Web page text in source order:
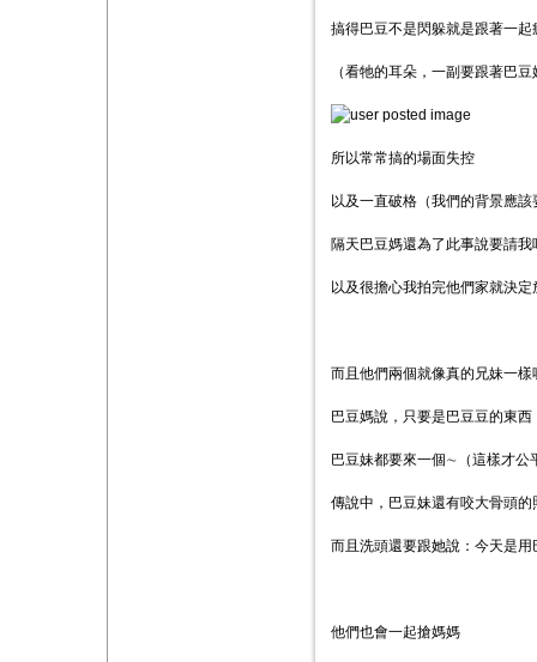
搞得巴豆不是閃躲就是跟著一起
（看牠的耳朵，一副要跟著巴
所以常常搞的場面失控
以及一直破格（我們的背景應
隔天巴豆媽還為了此事說要請我
以及很擔心我拍完他們家就決
而且他們兩個就像真的兄妹一
巴豆媽說，只要是巴豆豆的東西
巴豆妹都要來一個∼（這樣才公
傳說中，巴豆妹還有咬大骨頭的
而且洗頭還要跟她說：今天是
他們也會一起搶媽媽